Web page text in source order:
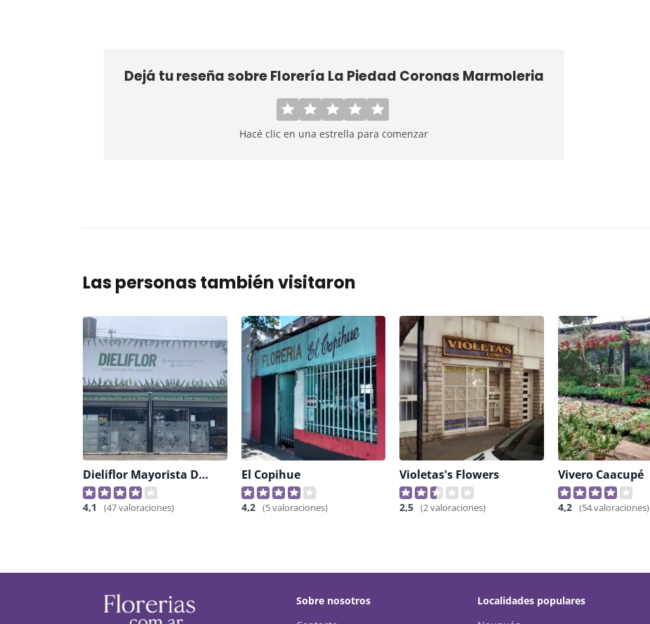
Dejá tu reseña sobreFlorería La Piedad Coronas Marmoleria
Hacé clic en una estrella para comenzar
Las personas también visitaron
Dieliflor Mayorista De Flores Artificiales
4,1 (47 valoraciones)
El Copihue
4,2 (5 valoraciones)
Violetas's Flowers
2,5 (2 valoraciones)
Vivero Caacupé
4,2 (54 valoraciones)
Sobre nosotros
Localidades populares